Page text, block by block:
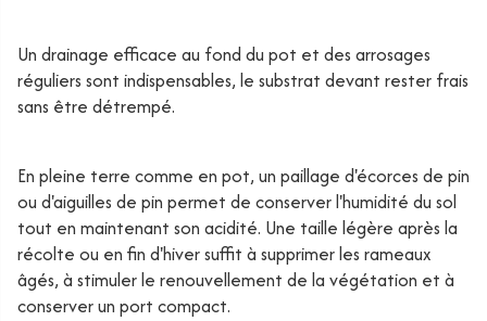
Un drainage efficace au fond du pot et des arrosages
réguliers sont indispensables, le substrat devant rester frais
sans être détrempé.
En pleine terre comme en pot, un paillage d'écorces de pin
ou d'aiguilles de pin permet de conserver l'humidité du sol
tout en maintenant son acidité. Une taille légère après la
récolte ou en fin d'hiver suffit à supprimer les rameaux
âgés, à stimuler le renouvellement de la végétation et à
conserver un port compact.